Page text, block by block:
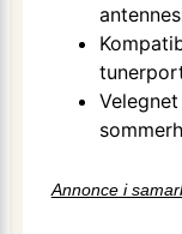
Annonce i